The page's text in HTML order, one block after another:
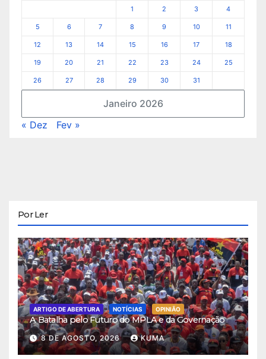
Janeiro 2026
1 2 3 4
5 6 7 8 9 10 11
12 13 14 15 16 17 18
19 20 21 22 23 24 25
26 27 28 29 30 31
« Dez Fev »
Por Ler
ARTIGO DE ABERTURA NOTÍCIAS OPINIÃO
A Batalha pelo Futuro do MPLA e da Governação
8 DE AGOSTO, 2026 KUMA